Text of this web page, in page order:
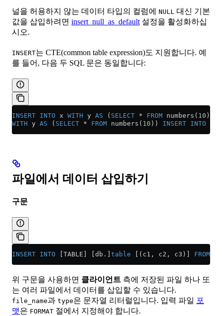
널을 허용하지 않는 데이터 타입의 컬럼에 NULL 대신 기본
값을 삽입하려면 insert_null_as_default 설정을 활성화하십
시오.
INSERT는 CTE(common table expression)도 지원합니다. 예
를 들어, 다음 두 SQL 문은 동일합니다:
INSERT INTO x WITH y AS ( SELECT * FROM numbers( 10 ))
WITH y AS ( SELECT * FROM numbers( 10 )) INSERT INTO
파일에서 데이터 삽입하기
구문
INSERT INTO [TABLE] [db.] table [(c1, c2, c3)] FROM
위 구문을 사용하면 클라이언트 측에 저장된 파일 하나 또
는 여러 파일에서 데이터를 삽입할 수 있습니다.
file_name과 type은 문자열 리터럴입니다. 입력 파일 포
맷은 FORMAT 절에서 지정해야 합니다.